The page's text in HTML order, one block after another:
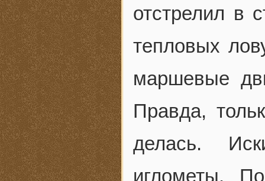
отстрелил в
тепловых
маршевые
Правда,
делась.
иглометы.